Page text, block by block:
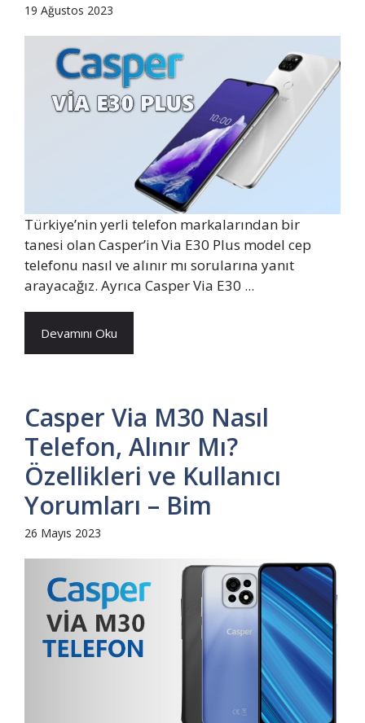
19 Ağustos 2023
Türkiye’nin yerli telefon markalarından bir
tanesi olan Casper’in Via E30 Plus model cep
telefonu nasıl ve alınır mı sorularına yanıt
arayacağız. Ayrıca Casper Via E30 ...
Devamını Oku
Casper Via M30 Nasıl
Telefon, Alınır Mı?
Özellikleri ve Kullanıcı
Yorumları – Bim
26 Mayıs 2023